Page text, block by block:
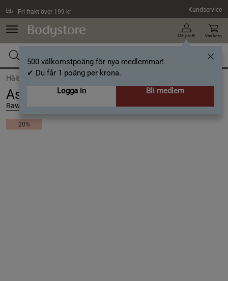
Fri frakt över 199 kr Kundservice
Min profil
500 välkomstpoäng för nya medlemmar!
✔ Du får 1 poäng per krona.
Logga in
Bli medlem
Varukorg
Hälsa / Kosttillskott /Ashwagandha
Ashwagandha Extrakt 70 g
Rawpowder
20%